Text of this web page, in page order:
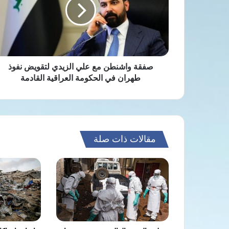
نفوذ
طهران
في
الحكومةصفقة واشنطن مع علي الزيدي لتقويض نفوذ
طهران في الحكومة العراقية القادمة
مقالات ذات صلة